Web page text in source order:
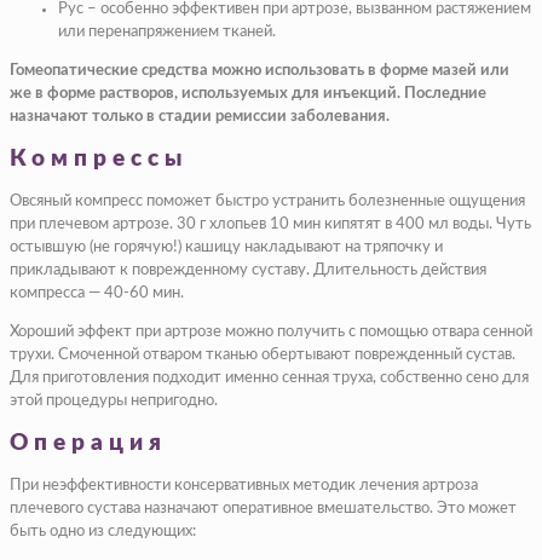
Рус – особенно эффективен при артрозе, вызванном растяжением
или перенапряжением тканей.
Гомеопатические средства можно использовать в форме мазей или
же в форме растворов, используемых для инъекций. Последние
назначают только в стадии ремиссии заболевания.
Компрессы
Овсяный компресс поможет быстро устранить болезненные ощущения
при плечевом артрозе. 30 г хлопьев 10 мин кипятят в 400 мл воды. Чуть
остывшую (не горячую!) кашицу накладывают на тряпочку и
прикладывают к поврежденному суставу. Длительность действия
компресса — 40-60 мин.
Хороший эффект при артрозе можно получить с помощью отвара сенной
трухи. Смоченной отваром тканью обертывают поврежденный сустав.
Для приготовления подходит именно сенная труха, собственно сено для
этой процедуры непригодно.
Операция
При неэффективности консервативных методик лечения артроза
плечевого сустава назначают оперативное вмешательство. Это может
быть одно из следующих: